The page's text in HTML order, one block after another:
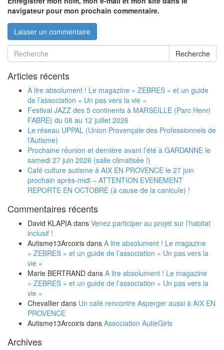
navigateur pour mon prochain commentaire.
Recherche
Articles récents
A lire absolument ! Le magazine « ZEBRES » et un guide
de l’association « Un pas vers la vie »
Festival JAZZ des 5 continents à MARSEILLE (Parc Henri
FABRE) du 08 au 12 juillet 2026
Le réseau UPPAL (Union Provençale des Professionnels de
l’Autisme)
Prochaine réunion et dernière avant l’été à GARDANNE le
samedi 27 juin 2026 (salle climatisée !)
Café culture autisme à AIX EN PROVENCE le 27 juin
prochain après-midi – ATTENTION EVENEMENT
REPORTE EN OCTOBRE (à cause de la canicule) !
Commentaires récents
David KLAPIA dans Venez participer au projet sur l’habitat
inclusif !
Autisme13Arcoiris dans A lire absolument ! Le magazine
« ZEBRES » et un guide de l’association « Un pas vers la
vie »
Marie BERTRAND dans A lire absolument ! Le magazine
« ZEBRES » et un guide de l’association « Un pas vers la
vie »
Chevallier dans Un café rencontre Asperger aussi à AIX EN
PROVENCE
Autisme13Arcoiris dans Association AutieGirls
Archives